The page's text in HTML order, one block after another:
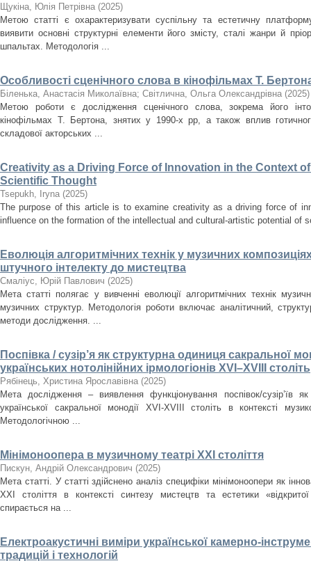
Щукіна, Юлія Петрівна (2025)
Метою статті є охарактеризувати суспільну та естетичну
виявити основні структурні елементи його змісту, сталі жанри й
шпальтах. Методологія ...
Особливості сценічного слова в кінофільмах Т.
Біленька, Анастасія Миколаївна; Світлична, Ольга Олександрівна (2025)
Метою роботи є дослідження сценічного слова, зокрема його
кінофільмах Т. Бертона, знятих у 1990-х рр, а також вплив
складової акторських ...
Creativity as a Driving Force of Innovation in the Context
Scientific Thought
Tsepukh, Iryna (2025)
The purpose of this article is to examine creativity as a driving force of
influence on the formation of the intellectual and cultural-artistic potential of
Еволюція алгоритмічних технік у музичних
штучного інтелекту до мистецтва
Смаліус, Юрій Павлович (2025)
Мета статті полягає у вивченні еволюції алгоритмічних технік
музичних структур. Методологія роботи включає аналітичний,
методи дослідження. ...
Поспівка / сузір’я як структурна одиниця сакральної
українських нотолінійних ірмологіонів XVI–XVIII століть
Рябінець, Христина Ярославівна (2025)
Мета дослідження – виявлення функціонування поспівок/сузір’їв
української сакральної монодії XVI-XVIII cтоліть в контексті
Методологічною ...
Мінімоноопера в музичному театрі ХХІ століття
Пискун, Андрій Олександрович (2025)
Мета статті. У статті здійснено аналіз специфіки мінімоноопери як
ХХІ століття в контексті синтезу мистецтв та естетики
спирається на ...
Електроакустичні виміри української камерно-
традицій і технологій